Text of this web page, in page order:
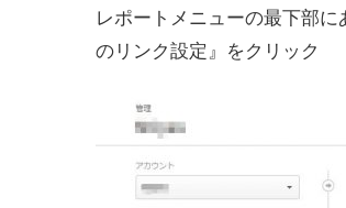
レポートメニューの最下部
のリンク設定』をクリック